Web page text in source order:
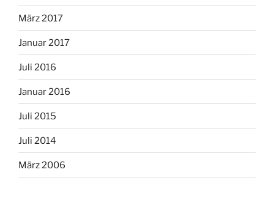
März 2017
Januar 2017
Juli 2016
Januar 2016
Juli 2015
Juli 2014
März 2006